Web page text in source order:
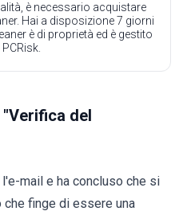
è necessario acquistare
Hai a disposizione 7 giorni
è di proprietà ed è gestito
del
mail e ha concluso che si
finge di essere una